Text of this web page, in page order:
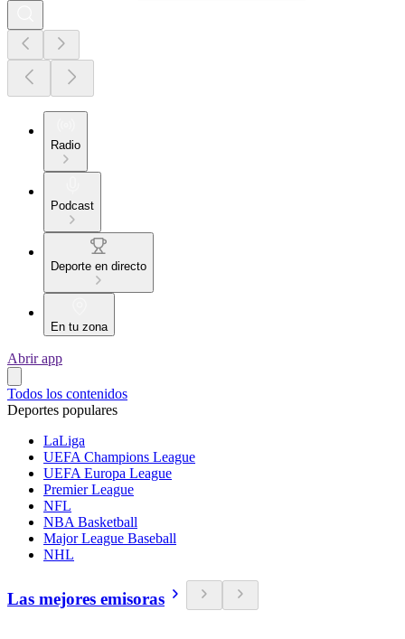
Radio
Podcast
Deporte en directo
En tu zona
Abrir app
Todos los contenidos
Deportes populares
LaLiga
UEFA Champions League
UEFA Europa League
Premier League
NFL
NBA Basketball
Major League Baseball
NHL
Las mejores emisoras